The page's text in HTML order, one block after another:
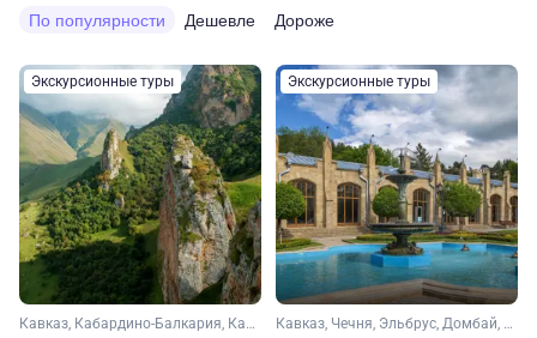
По популярности Дешевле Дороже
Экскурсионные туры
Кавказ, Кабардино-Балкария, Кавказские Минеральные Воды, Ставропольский край
Экскурсионные туры
Кавказ, Чечня, Эльбрус, Домбай, Карачаево-Черкесия, Кабардино-Балкария, Ставропольский край, Кавказские Минеральные Воды